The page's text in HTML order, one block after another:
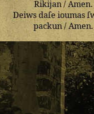
Rikijan/Amen.
Deiwsdaſeioumas
packun/Amen.